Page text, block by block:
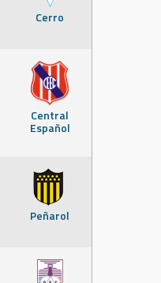
Cerro
Central
Español
Peñarol